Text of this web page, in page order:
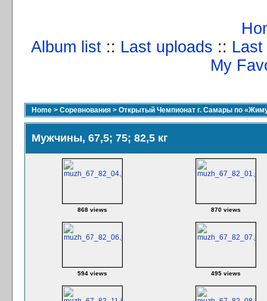
Album list :: Last uploads ::
My
Home > Соревнования > Открытый Чемпионат г. Самары по
Мужчины, 67,5; 75; 82,5 кг
868 views 870 views
594 views 495 views